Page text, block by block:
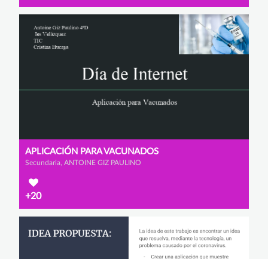
APLICACIÓN PARA VACUNADOS
Secundaria, ANTOINE GIZ PAULINO
+20